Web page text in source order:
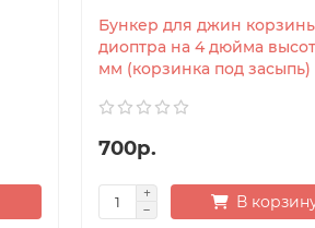
Бункер для джин
диоптра на 4 дюйма
мм (корзинка под засыпь)
700р.
В